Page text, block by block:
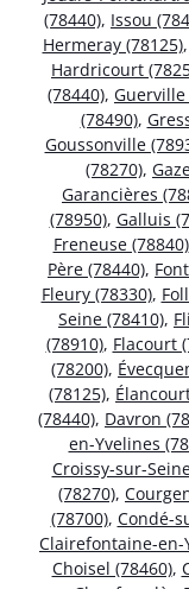
(78440), Issou
Hermeray (78125),
Hardricourt
(78440), Guerville
(78490),
Goussonville
(78270),
Garancières
(78950), Galluis
Freneuse (78840)
Père (78440),
Fleury (78330),
Seine (78410),
(78910), Flacourt
(78200),
(78125),
(78440), Davron
en-Yvelines
Croissy-sur-
(78270),
(78700), Condé-
Clairefontaine-en-
Choisel (78460),